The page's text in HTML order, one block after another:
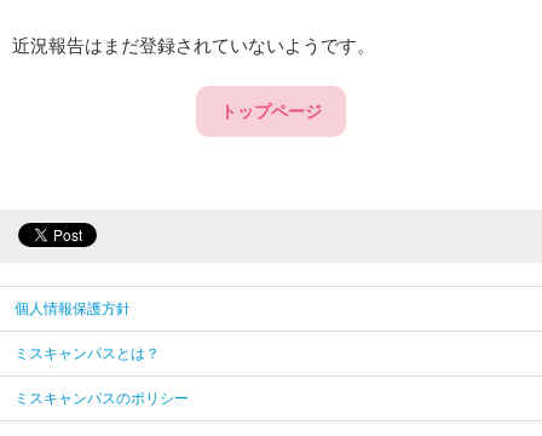
近況報告はまだ登録されていないようです。
トップページ
個人情報保護方針
ミスキャンパスとは？
ミスキャンパスのポリシー